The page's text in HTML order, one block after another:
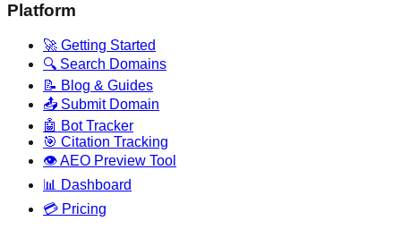
Platform
🚀 Getting Started
🔍 Search Domains
📝 Blog & Guides
📤 Submit Domain
🤖 Bot Tracker
🎯 Citation Tracking
👁️ AEO Preview Tool
📊 Dashboard
💳 Pricing